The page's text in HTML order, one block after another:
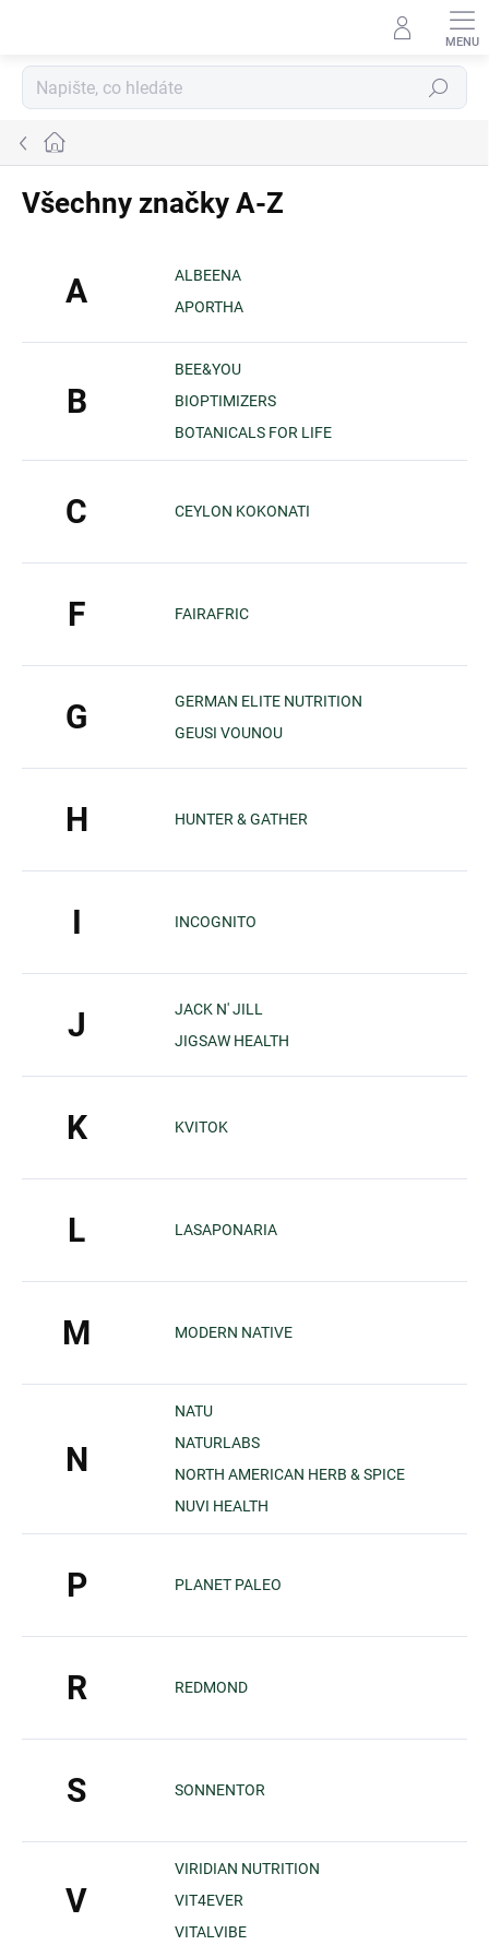
Hledat
Domů
Všechny značky A-Z
A
ALBEENA
APORTHA
B
BEE&YOU
BIOPTIMIZERS
BOTANICALS FOR LIFE
C CEYLON KOKONATI
F FAIRAFRIC
G
GERMAN ELITE NUTRITION
GEUSI VOUNOU
H HUNTER & GATHER
I INCOGNITO
J
JACK N' JILL
JIGSAW HEALTH
K KVITOK
L LASAPONARIA
M MODERN NATIVE
N
NATU
NATURLABS
NORTH AMERICAN HERB & SPICE
NUVI HEALTH
P PLANET PALEO
R REDMOND
S SONNENTOR
V
VIRIDIAN NUTRITION
VIT4EVER
VITALVIBE